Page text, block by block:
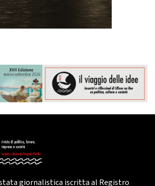
giornalistica iscritta al Registro